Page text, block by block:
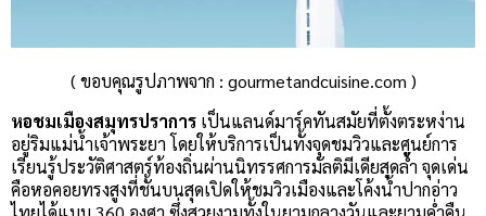
( ขอบคุณรูปภาพจาก : gourmetandcuisine.com )
หอชมเมืองสมุทรปราการ เป็นแลนด์มาร์คทันสมัยที่ตั้งตระหง่าน
อยู่ริมแม่น้ำเจ้าพระยา โดยให้บริการเป็นทั้งจุดชมวิวและศูนย์การ
เรียนรู้ประวัติศาสตร์ท้องถิ่นผ่านนิทรรศการมัลติมีเดียสุดล้ำ จุดเด่น
คือหอคอยทรงสูงที่ชั้นบนสุดเปิดให้ชมวิวเมืองและโค้งน้ำปากอ่าว